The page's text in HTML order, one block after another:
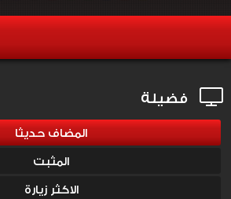
فضيلة
المضاف حديثا
المثبت
الاكثر زيارة